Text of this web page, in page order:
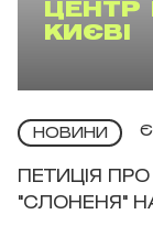
ЦЕНТР
КИЄВІ
НОВИНИ
ПЕТИЦІЯ
"СЛОНЕНЯ"